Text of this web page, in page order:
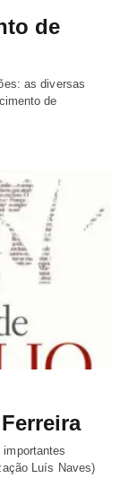
de
as diversas
de
Luís Naves)